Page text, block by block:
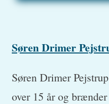
Søren Drimer
Søren Drimer
over 15 år og